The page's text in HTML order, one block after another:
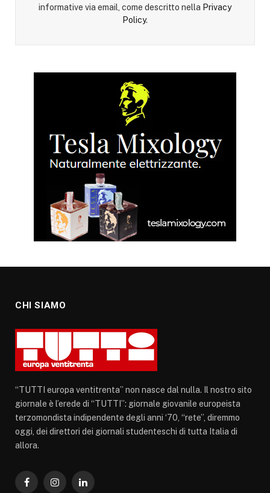
informative via email, come descritto nella Privacy
Policy.
CHI SIAMO
“TUTTI europa ventitrenta” non nasce dal nulla. Il nostro sito
giornale è l’erede di “TUTTI”: giornale giovanile europeista
terzomondista indipendente degli anni ‘70, “rete”, diremmo
oggi, dei direttori dei giornali studenteschi di tutta Italia di
allora.
FacebookInstagramLinkedIn